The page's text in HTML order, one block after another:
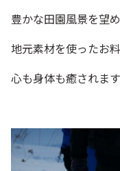
豊かな田園風景を望
地元素材を使ったお
心も身体も癒されます